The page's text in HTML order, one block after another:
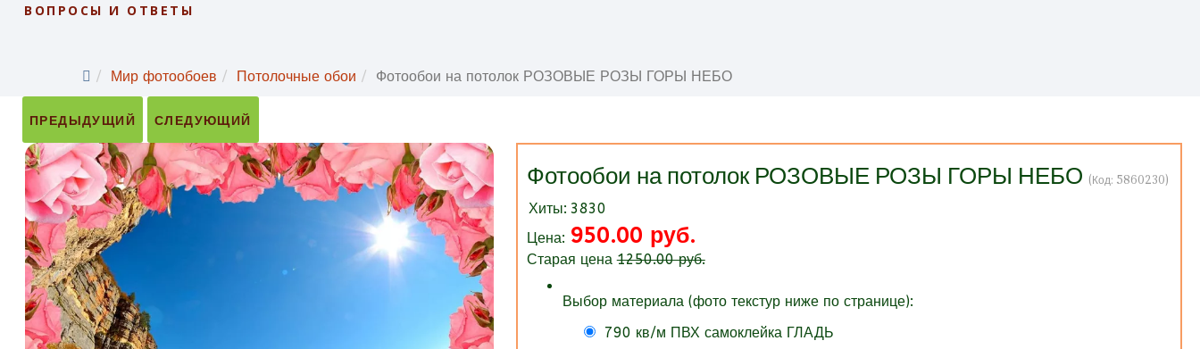
ВОПРОСЫ И ОТВЕТЫ
Мир фотообоев Потолочные обои Фотообои на потолок РОЗОВЫЕ РОЗЫ ГОРЫ НЕБО
ПРЕДЫДУЩИЙ СЛЕДУЮЩИЙ
Фотообои на потолок РОЗОВЫЕ РОЗЫ ГОРЫ НЕБО (Код: 5860230)
Хиты: 3830
Цена: 950.00 руб.
Старая цена1250.00 руб.
Выбор материала (фото текстур ниже по странице):
790 кв/м ПВХ самоклейка ГЛАДЬ